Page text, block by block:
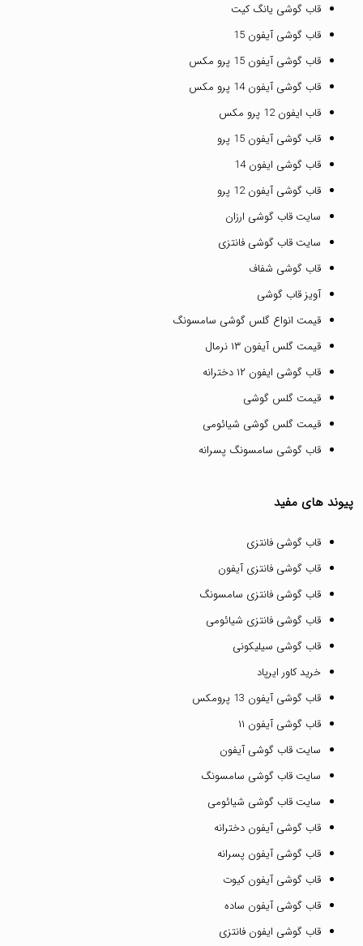
قاب گوشی یانگ کیت
قاب گوشی آیفون 15
قاب گوشی آیفون 15 پرو مکس
قاب گوشی آیفون 14 پرو مکس
قاب ایفون 12 پرو مکس
قاب گوشی آیفون 15 پرو
قاب گوشی ایفون 14
قاب گوشی آیفون 12 پرو
سایت قاب گوشی ارزان
سایت قاب گوشی فانتزی
قاب گوشی شفاف
آویز قاب گوشی
قیمت انواع گلس گوشی سامسونگ
قیمت گلس آیفون ۱۳ نرمال
قاب گوشی ایفون ۱۲ دخترانه
قیمت گلس گوشی
قیمت گلس گوشی شیائومی
قاب گوشی سامسونگ پسرانه
پیوند های مفید
قاب گوشی فانتزی
قاب گوشی فانتزی آیفون
قاب گوشی فانتزی سامسونگ
قاب گوشی فانتزی شیائومی
قاب گوشی سیلیکونی
خرید کاور ایرپاد
قاب گوشی آیفون 13 پرومکس
قاب گوشی آیفون ۱۱
سایت قاب گوشی آیفون
سایت قاب گوشی سامسونگ
سایت قاب گوشی شیائومی
قاب گوشی آیفون دخترانه
قاب گوشی آیفون پسرانه
قاب گوشی آیفون کیوت
قاب گوشی آیفون ساده
قاب گوشی ایفون فانتزی